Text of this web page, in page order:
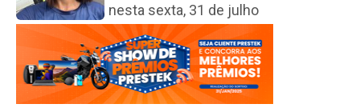
nesta sexta, 31 de julho